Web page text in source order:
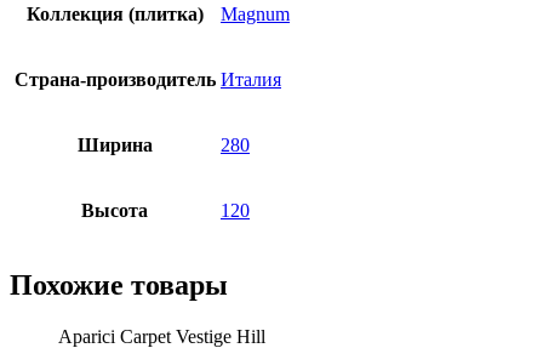
Коллекция (плитка) Magnum
Страна-производитель Италия
Ширина 280
Высота 120
Похожие товары
Aparici Carpet Vestige Hill